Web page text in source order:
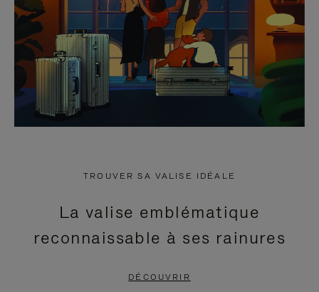
TROUVER SA VALISE IDÉALE
La valise emblématique
reconnaissable à ses rainures
DÉCOUVRIR